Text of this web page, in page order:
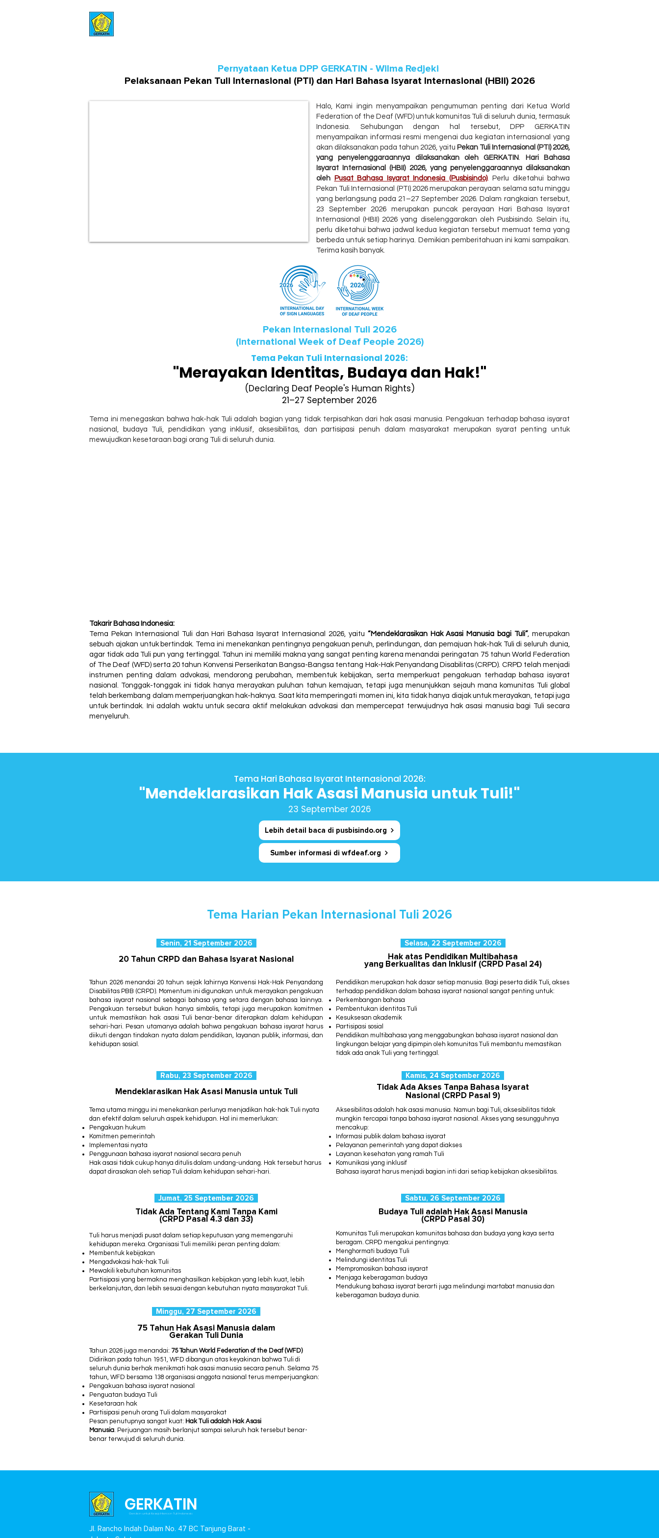
Pernyataan Ketua DPP GERKATIN - Wilma Redjeki
Pelaksanaan Pekan Tuli Internasional (PTI) dan Hari Bahasa Isyarat Internasional (HBII) 2026
Halo, Kami ingin menyampaikan pengumuman penting dari Ketua World
Federation of the Deaf (WFD) untuk komunitas Tuli di seluruh dunia, termasuk
Indonesia. Sehubungan dengan hal tersebut, DPP GERKATIN
menyampaikan informasi resmi mengenai dua kegiatan internasional yang
akan dilaksanakan pada tahun 2026, yaitu Pekan Tuli Internasional (PTI) 2026,
yang penyelenggaraannya dilaksanakan oleh GERKATIN.
Hari Bahasa
Isyarat Internasional (HBII) 2026, yang penyelenggaraannya dilaksanakan
oleh
Pusat Bahasa Isyarat Indonesia (Pusbisindo). Perlu diketahui bahwa
Pekan Tuli Internasional (PTI) 2026 merupakan perayaan selama satu minggu
yang berlangsung pada 21–27 September 2026. Dalam rangkaian tersebut,
23 September 2026 merupakan puncak perayaan Hari Bahasa Isyarat
Internasional (HBII) 2026 yang diselenggarakan oleh Pusbisindo. Selain itu,
perlu diketahui bahwa jadwal kedua kegiatan tersebut memuat tema yang
berbeda untuk setiap harinya. Demikian pemberitahuan ini kami sampaikan.
Terima kasih banyak.
Pekan Internasional Tuli 2026
(International Week of Deaf People 2026)
Tema Pekan Tuli Internasional 2026:
"Merayakan Identitas, Budaya dan Hak!"
(Declaring Deaf People's Human Rights)
21–27 September 2026
Tema ini menegaskan bahwa hak-hak Tuli adalah bagian yang tidak terpisahkan dari hak asasi manusia. Pengakuan terhadap bahasa isyarat
nasional, budaya Tuli, pendidikan yang inklusif, aksesibilitas, dan partisipasi penuh dalam masyarakat merupakan syarat penting untuk
mewujudkan kesetaraan bagi orang Tuli di seluruh dunia.
Takarir Bahasa Indonesia:
Tema Pekan Internasional Tuli dan Hari Bahasa Isyarat Internasional 2026, yaitu “Mendeklarasikan Hak Asasi Manusia bagi Tuli”, merupakan
sebuah ajakan untuk bertindak. Tema ini menekankan pentingnya pengakuan penuh, perlindungan, dan pemajuan hak-hak Tuli di seluruh dunia,
agar tidak ada Tuli pun yang tertinggal.​ Tahun ini memiliki makna yang sangat penting karena menandai peringatan 75 tahun World Federation
of The Deaf (WFD) serta 20 tahun Konvensi Perserikatan Bangsa-Bangsa tentang Hak-Hak Penyandang Disabilitas (CRPD). CRPD telah menjadi
instrumen penting dalam advokasi, mendorong perubahan, membentuk kebijakan, serta memperkuat pengakuan terhadap bahasa isyarat
nasional. Tonggak-tonggak ini tidak hanya merayakan puluhan tahun kemajuan, tetapi juga menunjukkan sejauh mana komunitas Tuli global
telah berkembang dalam memperjuangkan hak-haknya. Saat kita memperingati momen ini, kita tidak hanya diajak untuk merayakan, tetapi juga
untuk bertindak. Ini adalah waktu untuk secara aktif melakukan advokasi dan mempercepat terwujudnya hak asasi manusia bagi Tuli secara
menyeluruh.
Tema Hari Bahasa Isyarat Internasional 2026:
"Mendeklarasikan Hak Asasi Manusia untuk Tuli!"
23 September 2026
Lebih detail baca di pusbisindo.org
Sumber informasi di wfdeaf.org
Tema Harian Pekan Internasional Tuli 2026
Senin, 21 September 2026
20 Tahun CRPD dan Bahasa Isyarat Nasional
Tahun 2026 menandai 20 tahun sejak lahirnya Konvensi Hak-Hak Penyandang
Disabilitas PBB (CRPD). Momentum ini digunakan untuk merayakan pengakuan
bahasa isyarat nasional sebagai bahasa yang setara dengan bahasa lainnya.
Pengakuan tersebut bukan hanya simbolis, tetapi juga merupakan komitmen
untuk memastikan hak asasi Tuli benar-benar diterapkan dalam kehidupan
sehari-hari. Pesan utamanya adalah bahwa pengakuan bahasa isyarat harus
diikuti dengan tindakan nyata dalam pendidikan, layanan publik, informasi, dan
kehidupan sosial.
Rabu, 23 September 2026
Mendeklarasikan Hak Asasi Manusia untuk Tuli
Tema utama minggu ini menekankan perlunya menjadikan hak-hak Tuli nyata
dan efektif dalam seluruh aspek kehidupan. Hal ini memerlukan:
Pengakuan hukum
Komitmen pemerintah
Implementasi nyata
Penggunaan bahasa isyarat nasional secara penuh
Hak asasi tidak cukup hanya ditulis dalam undang-undang. Hak tersebut harus
dapat dirasakan oleh setiap Tuli dalam kehidupan sehari-hari.
Jumat, 25 September 2026
Tidak Ada Tentang Kami Tanpa Kami
(CRPD Pasal 4.3 dan 33)
Tuli harus menjadi pusat dalam setiap keputusan yang memengaruhi
kehidupan mereka. Organisasi Tuli memiliki peran penting dalam:
Membentuk kebijakan
Mengadvokasi hak-hak Tuli
Mewakili kebutuhan komunitas
Partisipasi yang bermakna menghasilkan kebijakan yang lebih kuat, lebih
berkelanjutan, dan lebih sesuai dengan kebutuhan nyata masyarakat Tuli.
Selasa, 22 September 2026
Hak atas Pendidikan Multibahasa
yang Berkualitas dan Inklusif (CRPD Pasal 24)
Pendidikan merupakan hak dasar setiap manusia. Bagi peserta didik Tuli, akses
terhadap pendidikan dalam bahasa isyarat nasional sangat penting untuk:
Perkembangan bahasa
Pembentukan identitas Tuli
Kesuksesan akademik
Partisipasi sosial
Pendidikan multibahasa yang menggabungkan bahasa isyarat nasional dan
lingkungan belajar yang dipimpin oleh komunitas Tuli membantu memastikan
tidak ada anak Tuli yang tertinggal.
Kamis, 24 September 2026
Tidak Ada Akses Tanpa Bahasa Isyarat
Nasional (CRPD Pasal 9)
Aksesibilitas adalah hak asasi manusia. Namun bagi Tuli, aksesibilitas tidak
mungkin tercapai tanpa bahasa isyarat nasional. Akses yang sesungguhnya
mencakup:
Informasi publik dalam bahasa isyarat
Pelayanan pemerintah yang dapat diakses
Layanan kesehatan yang ramah Tuli
Komunikasi yang inklusif
Bahasa isyarat harus menjadi bagian inti dari setiap kebijakan aksesibilitas.
Sabtu, 26 September 2026
Budaya Tuli adalah Hak Asasi Manusia
(CRPD Pasal 30)
Komunitas Tuli merupakan komunitas bahasa dan budaya yang kaya serta
beragam. CRPD mengakui pentingnya:
Menghormati budaya Tuli
Melindungi identitas Tuli
Mempromosikan bahasa isyarat
Menjaga keberagaman budaya
Mendukung bahasa isyarat berarti juga melindungi martabat manusia dan
keberagaman budaya dunia.
Minggu, 27 September 2026
75 Tahun Hak Asasi Manusia dalam
Gerakan Tuli Dunia
Tahun 2026 juga menandai: 75 Tahun World Federation of the Deaf (WFD)
Didirikan pada tahun 1951, WFD dibangun atas keyakinan bahwa Tuli di
seluruh dunia berhak menikmati hak asasi manusia secara penuh. Selama 75
tahun, WFD bersama 138 organisasi anggota nasional terus memperjuangkan:
Pengakuan bahasa isyarat nasional
Penguatan budaya Tuli
Kesetaraan hak
Partisipasi penuh orang Tuli dalam masyarakat
Pesan penutupnya sangat kuat: Hak Tuli adalah Hak Asasi
Manusia. Perjuangan masih berlanjut sampai seluruh hak tersebut benar-
benar terwujud di seluruh dunia.
GERKATIN
Gerakan untuk Kesejahteraan Tuli Indonesia
Jl. Rancho Indah Dalam No. 47 BC Tanjung Barat -